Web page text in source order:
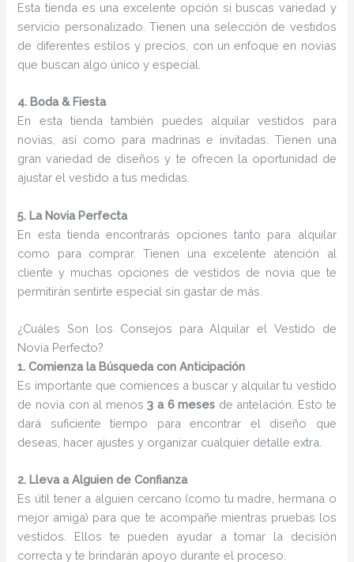
Esta tienda es una excelente opción si buscas variedad y
servicio personalizado. Tienen una selección de vestidos
de diferentes estilos y precios, con un enfoque en novias
que buscan algo único y especial.
4. Boda & Fiesta
En esta tienda también puedes alquilar vestidos para
novias, así como para madrinas e invitadas. Tienen una
gran variedad de diseños y te ofrecen la oportunidad de
ajustar el vestido a tus medidas.
5. La Novia Perfecta
En esta tienda encontrarás opciones tanto para alquilar
como para comprar. Tienen una excelente atención al
cliente y muchas opciones de vestidos de novia que te
permitirán sentirte especial sin gastar de más.
¿Cuáles Son los Consejos para Alquilar el Vestido de
Novia Perfecto?
1. Comienza la Búsqueda con Anticipación
Es importante que comiences a buscar y alquilar tu vestido
de novia con al menos3 a 6 meses de antelación. Esto te
dará suficiente tiempo para encontrar el diseño que
deseas, hacer ajustes y organizar cualquier detalle extra.
2. Lleva a Alguien de Confianza
Es útil tener a alguien cercano (como tu madre, hermana o
mejor amiga) para que te acompañe mientras pruebas los
vestidos. Ellos te pueden ayudar a tomar la decisión
correcta y te brindarán apoyo durante el proceso.